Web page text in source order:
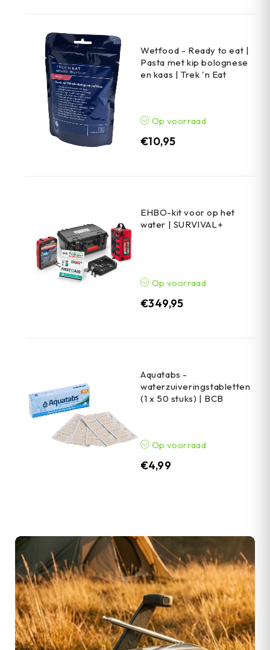
Wetfood - Ready to eat |
Pasta met kip bolognese
en kaas | Trek 'n Eat
Op voorraad
€10,95
EHBO-kit voor op het
water | SURVIVAL+
Op voorraad
€349,95
Aquatabs -
waterzuiveringstabletten
(1 x 50 stuks) | BCB
Op voorraad
€4,99